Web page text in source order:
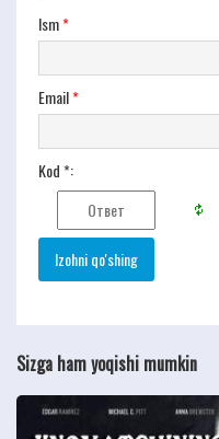
Ism*
Email*
Kod *:
Sizga ham yoqishi mumkin